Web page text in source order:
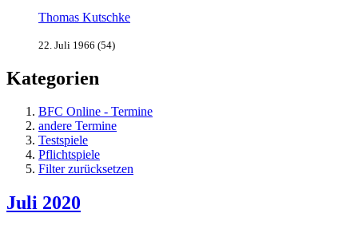
Thomas Kutschke
22. Juli 1966 (54)
Kategorien
BFC Online - Termine
andere Termine
Testspiele
Pflichtspiele
Filter zurücksetzen
Juli 2020